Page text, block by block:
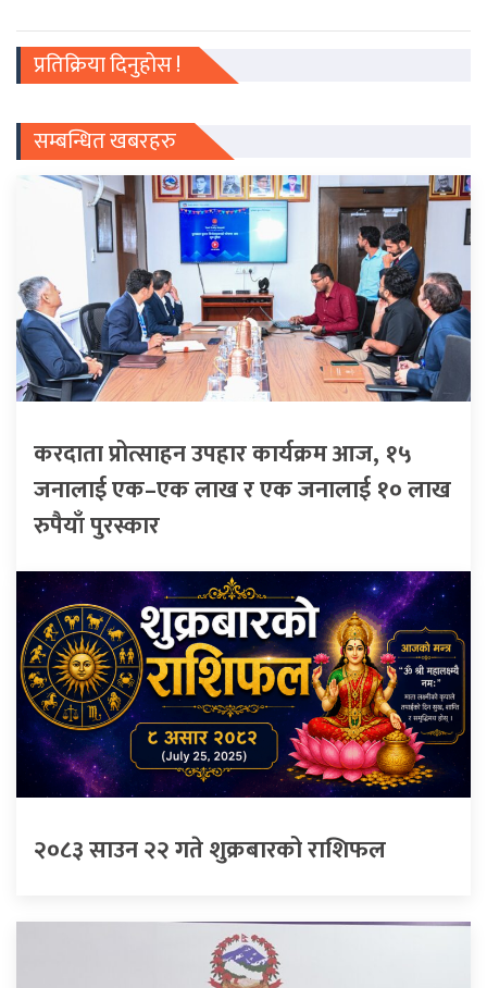
प्रतिक्रिया दिनुहोस !
सम्बन्धित खबरहरु
करदाता प्रोत्साहन उपहार कार्यक्रम आज, १५
जनालाई एक–एक लाख र एक जनालाई १० लाख
रुपैयाँ पुरस्कार
२०८३ साउन २२ गते शुक्रबारको राशिफल